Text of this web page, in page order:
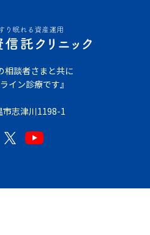
相談者さまと共に
イン診療です』
市志津川1198-1